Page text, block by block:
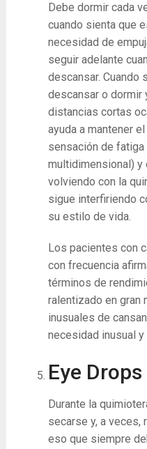
Debe dormir cada
cuando sienta que
necesidad de
seguir adelante
descansar. Cuando
descansar o dormir
distancias cortas
ayuda a mantener
sensación de
multidimensional) y
volviendo con la
sigue interfiriendo
su estilo de vida.
Los pacientes con
con frecuencia
términos de
ralentizado en gran
inusuales de
necesidad inusual
Eye Drops
Durante la
secarse y, a veces,
eso que siempre